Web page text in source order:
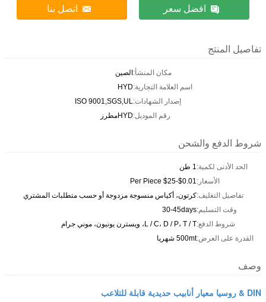
افضل سعر اتصل بنا
تفاصيل المنتج
مكان المنشأ:الصين
اسم العلامة التجارية:HYD
إصدار الشهادات:ISO 9001,SGS,UL
رقم الموديل:HYDمطرز
شروط الدفع والشحن
الحد الأدنى لكمية:1 طن
الأسعار:$0.01-$25 Per Piece
تفاصيل التغليف:كرتون، أكياس منسوجة مزدوجة أو حسب متطلبات المشتري
وقت التسليم:30-45days
شروط الدفع:L / C، D / P، T / T، ويسترن يونيون، موني جرام
القدرة على العرض:500mt شهريا
وصف
DIN & روسيا معيار أنابيب حديدية قابلة للتلاعب